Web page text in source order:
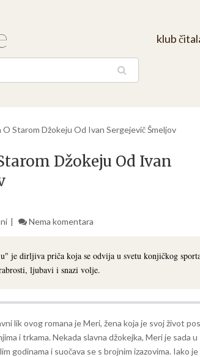
klub
O Starom Džokeju Od Ivan Sergejevič Šmeljov
Džokeju Od Ivan
Nema komentara
je dirljiva priča koja se odvija u svetu konjičkog
ljubavi i snazi volje.
lik ovog romana je Meri, žena koja je svoj život
i trkama. Nekada slavna džokejka, Meri je sada u
godinama i suočava se s brojnim izazovima. Iako